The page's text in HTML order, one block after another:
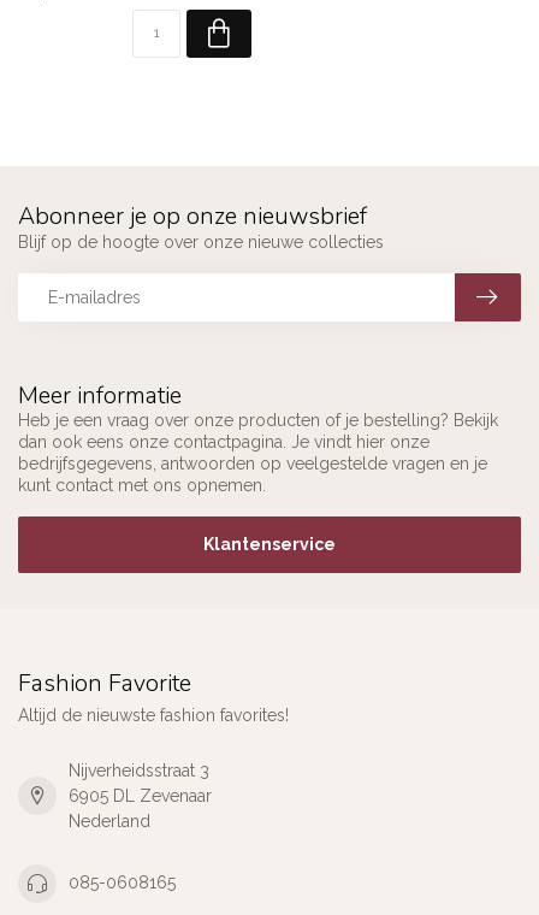
Meer informatie
Heb je een vraag over onze producten of je bestelling? Bekijk
dan ook eens onze contactpagina. Je vindt hier onze
bedrijfsgegevens, antwoorden op veelgestelde vragen en je
kunt contact met ons opnemen.
Klantenservice
Abonneer je op onze nieuwsbrief
Blijf op de hoogte over onze nieuwe collecties
Fashion Favorite
Altijd de nieuwste fashion favorites!
Nijverheidsstraat 3
6905 DL Zevenaar
Nederland
085-0608165